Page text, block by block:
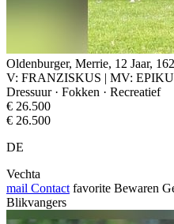
Oldenburger, Merrie, 12 Jaar,
V: FRANZISKUS | MV:
Dressuur · Fokken · Recreatief
€ 26.500
€ 26.500
DE
Vechta
mail Contact favorite Bewaren
Blikvangers